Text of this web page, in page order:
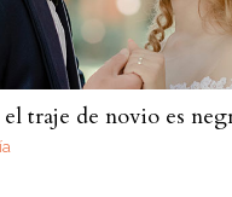
el traje de novio es